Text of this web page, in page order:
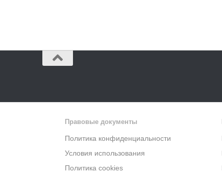
Правовые документы
Политика конфиденциальности
Условия использования
Политика cookies